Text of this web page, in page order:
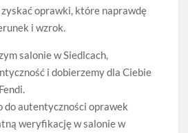
zyskać oprawki, które naprawdę
i wzrok.
salonie w Siedlcach,
i dobierzemy dla Ciebie
do autentyczności oprawek
weryfikację w salonie w